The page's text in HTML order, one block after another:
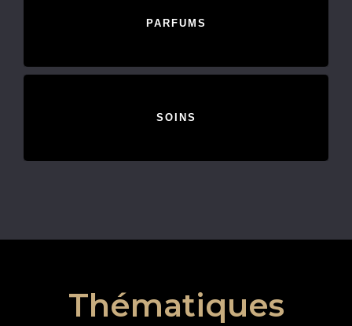
PARFUMS
SOINS
Thématiques